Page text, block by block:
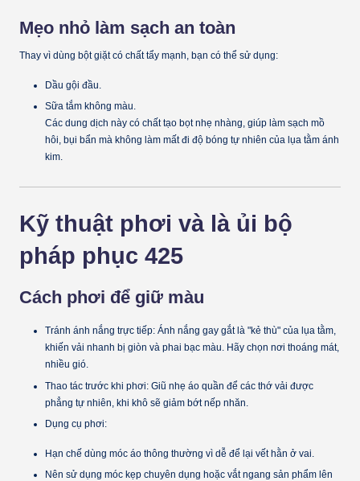
Mẹo nhỏ làm sạch an toàn
Thay vì dùng bột giặt có chất tẩy mạnh, bạn có thể sử dụng:
Dầu gội đầu.
Sữa tắm không màu.
Các dung dịch này có chất tạo bọt nhẹ nhàng, giúp làm sạch mồ
hôi, bụi bẩn mà không làm mất đi độ bóng tự nhiên của lụa tằm ánh
kim.
Kỹ thuật phơi và là ủi bộ
pháp phục 425
Cách phơi để giữ màu
Tránh ánh nắng trực tiếp: Ánh nắng gay gắt là "kẻ thù" của lụa tằm,
khiến vải nhanh bị giòn và phai bạc màu. Hãy chọn nơi thoáng mát,
nhiều gió.
Thao tác trước khi phơi: Giũ nhẹ áo quần để các thớ vải được
phẳng tự nhiên, khi khô sẽ giảm bớt nếp nhăn.
Dụng cụ phơi:
Hạn chế dùng móc áo thông thường vì dễ để lại vết hằn ở vai.
Nên sử dụng móc kẹp chuyên dụng hoặc vắt ngang sản phẩm lên